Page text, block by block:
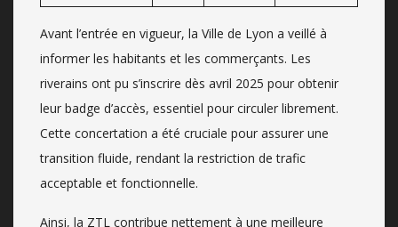
Avant l’entrée en vigueur, la Ville de Lyon a veillé à
informer les habitants et les commerçants. Les
riverains ont pu s’inscrire dès avril 2025 pour obtenir
leur badge d’accès, essentiel pour circuler librement.
Cette concertation a été cruciale pour assurer une
transition fluide, rendant la restriction de trafic
acceptable et fonctionnelle.
Ainsi, la ZTL contribue nettement à une meilleure